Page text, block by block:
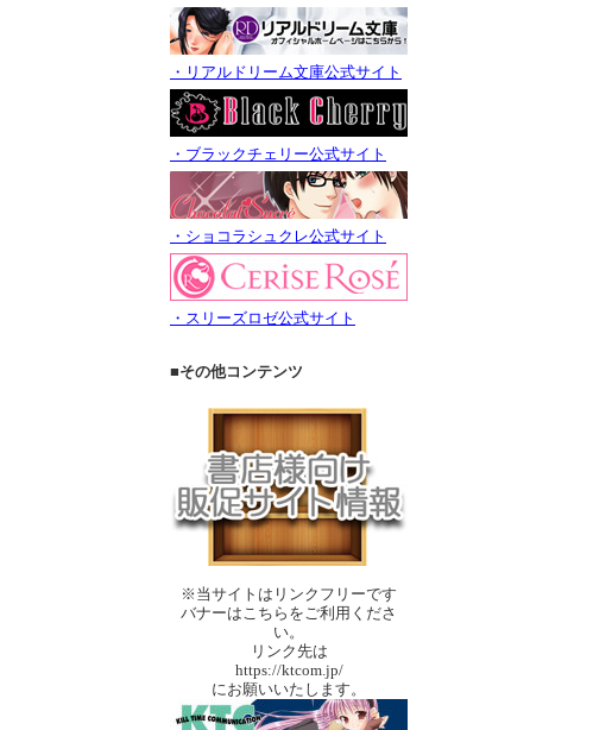
・リアルドリーム文庫公式サイト
・ブラックチェリー公式サイト
・ショコラシュクレ公式サイト
・スリーズロゼ公式サイト
■その他コンテンツ
※当サイトはリンクフリーです
バナーはこちらをご利用くださ
い。
リンク先は
https://ktcom.jp/
にお願いいたします。